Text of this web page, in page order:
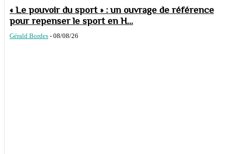
« Le pouvoir du sport » : un ouvrage de référence
pour repenser le sport en H...
Gérald Bordes - 08/08/26